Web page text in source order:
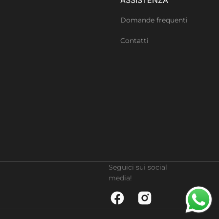
Domande frequenti
Contatti
Seguici sui social
media!
FacebookInstagram